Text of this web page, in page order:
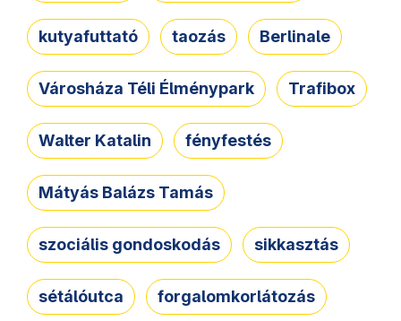
kutyafuttató taozás Berlinale
Városháza Téli Élménypark Trafibox
Walter Katalin fényfestés
Mátyás Balázs Tamás
szociális gondoskodás sikkasztás
sétálóutca forgalomkorlátozás